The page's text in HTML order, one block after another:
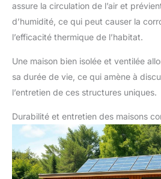
assure la circulation de l’air et
d’humidité, ce qui peut causer la
l’efficacité thermique de l’habitat.
Une maison bien isolée et ventilée
sa durée de vie, ce qui amène à
l’entretien de ces structures uniques.
Durabilité et entretien des maisons